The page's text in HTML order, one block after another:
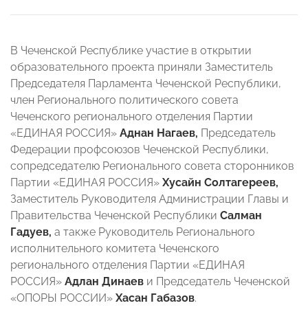
В Чеченской Республике участие в открытии
образовательного проекта приняли Заместитель
Председателя Парламента Чеченской Республики,
член Регионального политического совета
Чеченского регионального отделения Партии
«ЕДИНАЯ РОССИЯ» Аднан Нагаев, Председатель
Федерации профсоюзов Чеченской Республики,
сопредседателю Регионального совета сторонников
Партии «ЕДИНАЯ РОССИЯ» Хусайн Солтагереев,
Заместитель Руководителя Администрации Главы и
Правительства Чеченской Республики Салман
Гадуев, а также Руководитель Регионального
исполнительного комитета Чеченского
регионального отделения Партии «ЕДИНАЯ
РОССИЯ» Адлан Динаев и Председатель Чеченской
«ОПОРЫ РОССИИ» Хасан Габазов.